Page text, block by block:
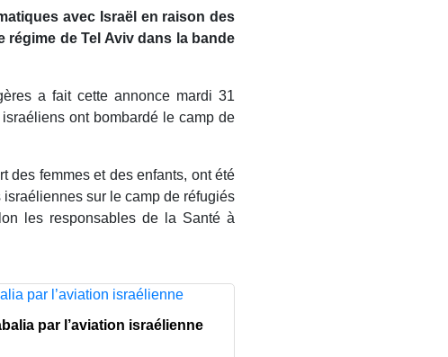
avec Israël en raison des
de Tel Aviv dans la bande
a fait cette annonce mardi 31
ont bombardé le camp de
des femmes et des enfants, ont été
sur le camp de réfugiés
les responsables de la Santé à
par l’aviation israélienne